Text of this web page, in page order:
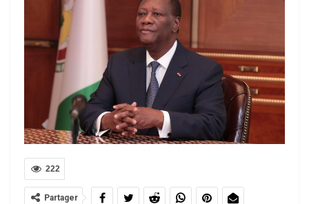
222
Partager